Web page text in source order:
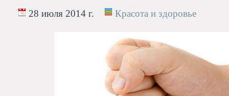
28 июля 2014 г. Красота и здоровье